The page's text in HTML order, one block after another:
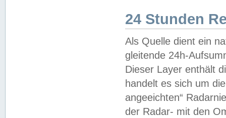
24 Stunden
Als Quelle dient ein
gleitende 24h-
Dieser Layer enthält
handelt es sich um
angeeichten“
der Radar- mit den